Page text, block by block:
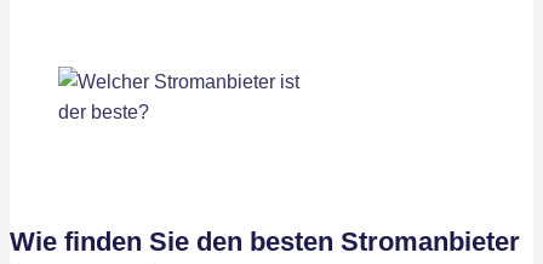
Wie finden Sie den besten Stromanbieter